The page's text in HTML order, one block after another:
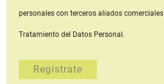
personales con terceros aliados comerciales
Tratamiento del Datos Personal.